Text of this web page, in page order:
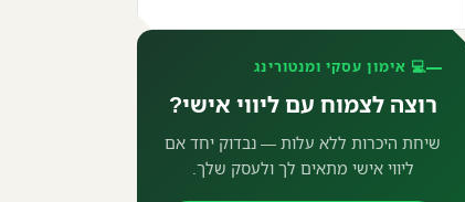
💻 אימון עסקי ומנטורינג
רוצה לצמוח עם ליווי אישי?
שיחת היכרות ללא עלות — נבדוק יחד אם
ליווי אישי מתאים לך ולעסק שלך.